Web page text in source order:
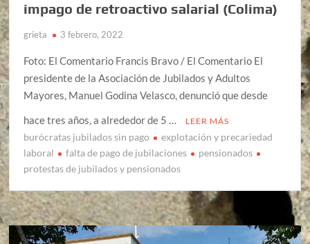
impago de retroactivo salarial (Colima)
grieta 3 febrero, 2022
Foto: El Comentario Francis Bravo / El Comentario El
presidente de la Asociación de Jubilados y Adultos
Mayores, Manuel Godina Velasco, denunció que desde
hace tres años, a alrededor de 5 …
LEER MÁS
burócratas jubilados sin pago
explotación y precariedad
laboral
falta de pago de jubilaciones
pensionados
protestas de jubilados y pensionados